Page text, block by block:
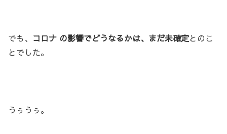
でも、 コロナ の影響でどうなるかは、まだ未確定とのこ
とでした。
うぅうぅ。